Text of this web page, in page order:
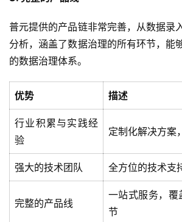
普元提供的产品链非常完善，从数据录
分析，涵盖了数据治理的所有环节，能
的数据治理体系。
优势 描述
行业积累与实践经
验
定制化解决方案
强大的技术团队 全方位的技术支
完整的产品线
一站式服务，覆
节